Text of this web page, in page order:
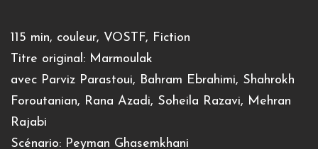
115 min, couleur, VOSTF, Fiction
Titre original: Marmoulak
avec Parviz Parastoui, Bahram Ebrahimi, Shahrokh
Foroutanian, Rana Azadi, Soheila Razavi, Mehran
Rajabi
Scénario: Peyman Ghasemkhani